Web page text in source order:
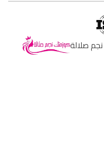
صلالة